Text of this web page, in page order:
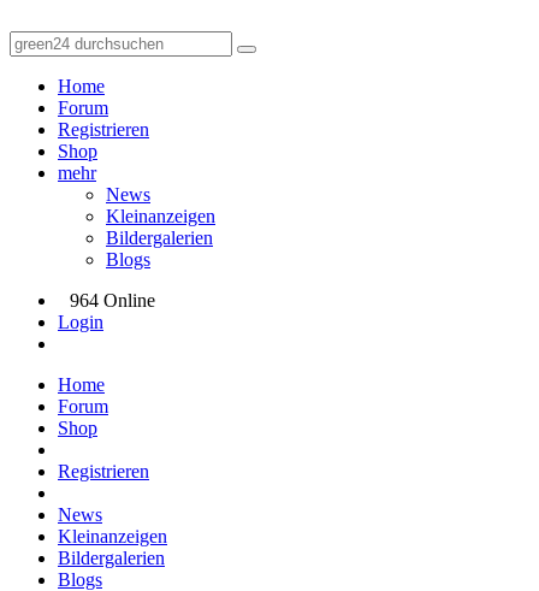
Home
Forum
Registrieren
Shop
mehr
News
Kleinanzeigen
Bildergalerien
Blogs
964 Online
Login
Home
Forum
Shop
Registrieren
News
Kleinanzeigen
Bildergalerien
Blogs